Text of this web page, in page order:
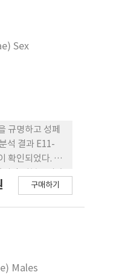
이가 존재하는
Sex
규명하고 성페
석 결과 E11-
인되었다. 각
위한 적정량을
구매하기
Males